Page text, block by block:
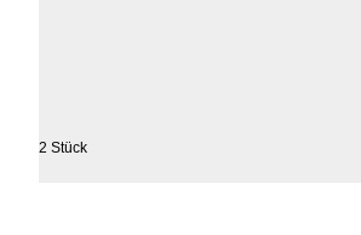
2 Stück